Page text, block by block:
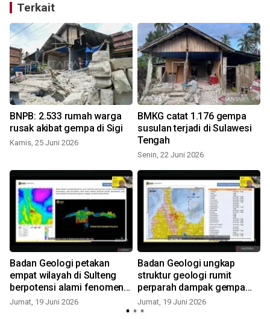
Terkait
BNPB: 2.533 rumah warga
rusak akibat gempa di Sigi
Kamis, 25 Juni 2026
BMKG catat 1.176 gempa
susulan terjadi di Sulawesi
Tengah
Senin, 22 Juni 2026
Badan Geologi petakan
empat wilayah di Sulteng
berpotensi alami fenomena
likuefaksi
Jumat, 19 Juni 2026
Badan Geologi ungkap
struktur geologi rumit
perparah dampak gempa
Sulteng
Jumat, 19 Juni 2026